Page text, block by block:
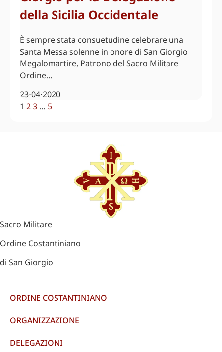
della Sicilia Occidentale
È sempre stata consuetudine celebrare una
Santa Messa solenne in onore di San Giorgio
Megalomartire, Patrono del Sacro Militare
Ordine…
23⋅04⋅2020
1 23 … 5
Sacro Militare
Ordine Costantiniano
di San Giorgio
ORDINE COSTANTINIANO
ORGANIZZAZIONE
DELEGAZIONI